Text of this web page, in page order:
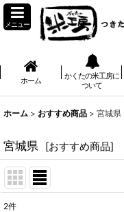
メニュー
ホーム
かくたの米工房に
ついて
ホーム > おすすめ商品 > 宮城県
宮城県 [おすすめ商品]
2件